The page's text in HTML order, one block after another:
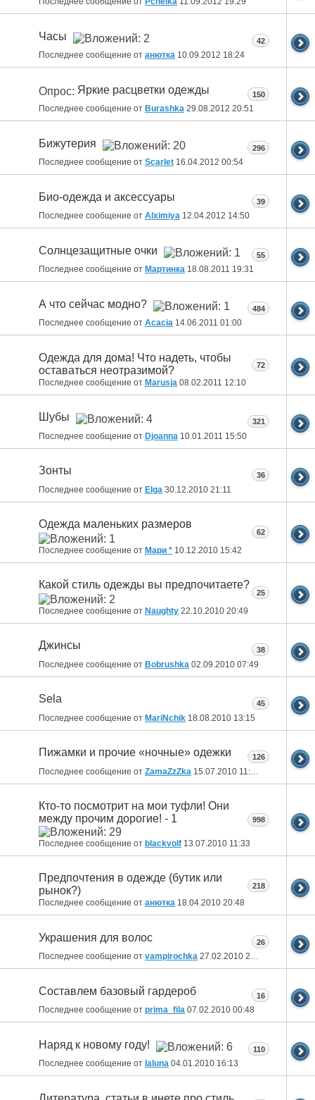
Часы
Последнее сообщение от анютка 10.09.2012 18:24
42
Опрос: Яркие расцветки одежды
Последнее сообщение от Burashka 29.08.2012 20:51
150
Бижутерия
Последнее сообщение от Scarlet 16.04.2012 00:54
296
Био-одежда и аксессуары
Последнее сообщение от Alximiya 12.04.2012 14:50
39
Солнцезащитные очки
Последнее сообщение от Мартинка 18.08.2011 19:31
55
А что сейчас модно?
Последнее сообщение от Acacia 14.06.2011 01:00
484
Одежда для дома! Что надеть, чтобы
оставаться неотразимой?
Последнее сообщение от Marusja 08.02.2011 12:10
72
Шубы
Последнее сообщение от Djoanna 10.01.2011 15:50
321
Зонты
Последнее сообщение от Elga 30.12.2010 21:11
36
Одежда маленьких размеров
Последнее сообщение от Мари * 10.12.2010 15:42
62
Какой стиль одежды вы предпочитаете?
Последнее сообщение от Naughty 22.10.2010 20:49
25
Джинсы
Последнее сообщение от Bobrushka 02.09.2010 07:49
38
Sela
Последнее сообщение от MariNchik 18.08.2010 13:15
45
Пижамки и прочие «ночные» одежки
Последнее сообщение от ZamaZzZka 15.07.2010 11:48
126
Кто-то посмотрит на мои туфли! Они
между прочим дорогие! - 1
Последнее сообщение от blackvolf 13.07.2010 11:33
998
Предпочтения в одежде (бутик или
рынок?)
Последнее сообщение от анютка 18.04.2010 20:48
218
Украшения для волос
Последнее сообщение от vampirochka 27.02.2010 22:03
26
Составлем базовый гардероб
Последнее сообщение от prima_fila 07.02.2010 00:48
16
Наряд к новому году!
Последнее сообщение от laluna 04.01.2010 16:13
110